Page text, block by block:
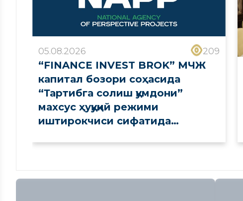
05.08.2026 209
“FINANCE INVEST BROK” МЧЖ
капитал бозори соҳасида
“Тартибга солиш қумдони”
махсус ҳуқуқий режими
иштирокчиси сифатида